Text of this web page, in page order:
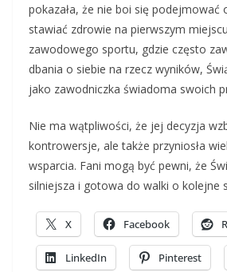
pokazała, że nie boi się podejmować
stawiać zdrowie na pierwszym
zawodowego sportu, gdzie często
dbania o siebie na rzecz wyników,
jako zawodniczka świadoma swoich
Nie ma wątpliwości, że jej decyzja
kontrowersje, ale także przyniosła
wsparcia. Fani mogą być pewni, że
silniejsza i gotowa do walki o kolejne
X Facebook
LinkedIn Pinterest